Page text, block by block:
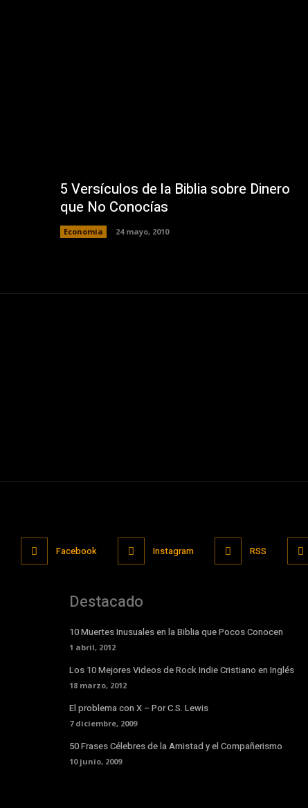
5 Versículos de la Biblia sobre Dinero
que No Conocías
Economia 24 mayo, 2010
Facebook Instagram RSS
Destacado
10 Muertes Inusuales en la Biblia que Pocos Conocen
1 abril, 2012
Los 10 Mejores Videos de Rock Indie Cristiano en Inglés
18 marzo, 2012
El problema con X – Por C.S. Lewis
7 diciembre, 2009
50 Frases Célebres de la Amistad y el Compañerismo
10 junio, 2009